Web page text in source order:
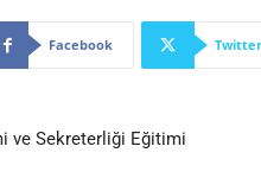
Facebook Twitter
ve Sekreterliği Eğitimi